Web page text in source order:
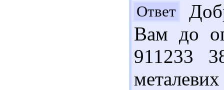
Ответ
Вам до
911233